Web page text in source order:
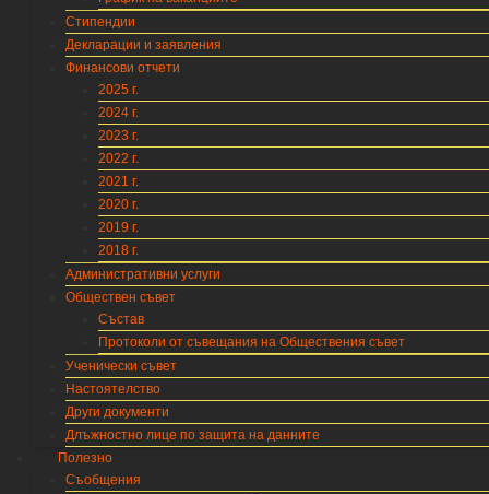
Стипендии
Декларации и заявления
Финансови отчети
2025 г.
2024 г.
2023 г.
2022 г.
2021 г.
2020 г.
2019 г.
2018 г.
Административни услуги
Обществен съвет
Състав
Протоколи от съвещания на Обществения съвет
Ученически съвет
Настоятелство
Други документи
Длъжностно лице по защита на данните
Полезно
Съобщения